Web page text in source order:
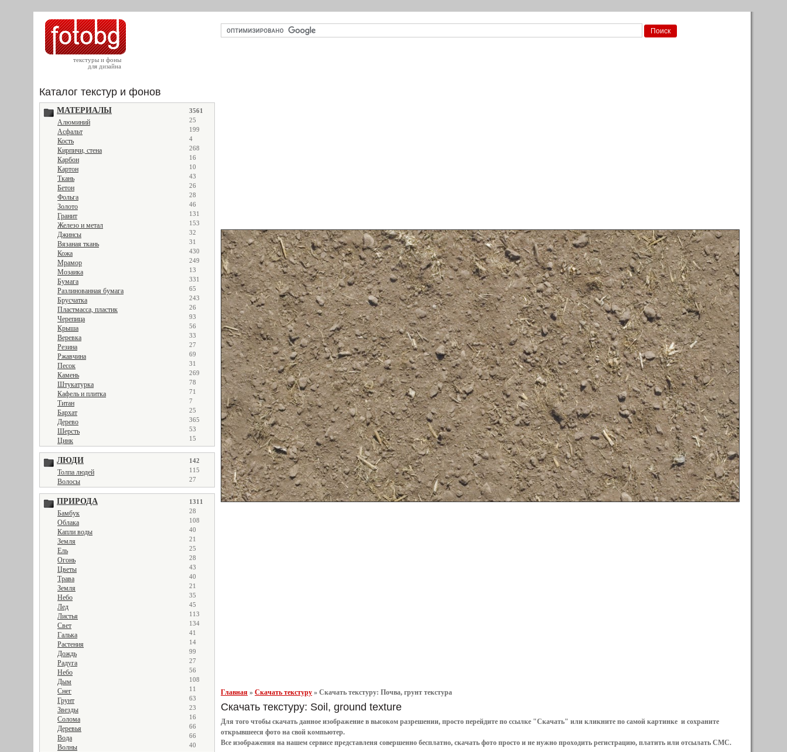
текстуры и фоны
для дизайна
Каталог текстур и фонов
МАТЕРИАЛЫ 3561
Алюминий 25
Асфальт 199
Кость 4
Кирпичи, стена 268
Карбон 16
Картон 10
Ткань 43
Бетон 26
Фольга 28
Золото 46
Гранит 131
Железо и метал 153
Джинсы 32
Вязаная ткань 31
Кожа 430
Мрамор 249
Мозаика 13
Бумага 331
Разлинованная бумага 65
Брусчатка 243
Пластмасса, пластик 26
Черепица 93
Крыша 56
Веревка 33
Резина 27
Ржавчина 69
Песок 31
Камень 269
Штукатурка 78
Кафель и плитка 71
Титан 7
Бархат 25
Дерево 365
Шерсть 53
Цинк 15
ЛЮДИ 142
Толпа людей 115
Волосы 27
ПРИРОДА 1311
Бамбук 28
Облака 108
Капли воды 40
Земля 21
Ель 25
Огонь 28
Цветы 43
Трава 40
Земля 21
Небо 35
Лед 45
Листья 113
Свет 134
Галька 41
Растения 14
Дождь 99
Радуга 27
Небо 56
Дым 108
Снег 11
Грунт 63
Звезды 23
Солома 16
Деревья 66
Вода 66
Волны 40
Главная » Скачать текстуру » Скачать текстуру: Почва, грунт текстура
Скачать текстуру: Soil, ground texture
Для того чтобы скачать данное изображение в высоком разрешении, просто перейдите по ссылке "Скачать" или кликните по самой картинке и сохраните
открывшееся фото на свой компьютер.
Все изображения на нашем сервисе представленя совершенно бесплатно, скачать фото просто и не нужно проходить регистрацию, платить или отсылать СМС.